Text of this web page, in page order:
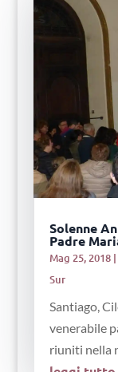
Solenne
Padre
Mag 25, 2018|
Sur
Santiago,
venerabile
riuniti nella